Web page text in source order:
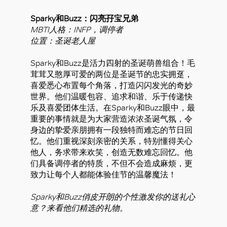
Sparky和Buzz：闪亮孖宝兄弟
MBTI人格：INFP，调停者
位置：圣诞老人屋
Sparky和Buzz是活力四射的圣诞萌兽组合！毛
茸茸又憨厚可爱的两位是圣诞节的忠实拥趸，
喜爱悉心布置每个角落，打造闪闪发光的奇妙
世界。他们温暖包容、追求和谐、乐于传递快
乐及喜爱团体生活。在Sparky和Buzz眼中，最
重要的事情就是为大家营造浓浓圣诞气氛，令
身边的挚爱亲朋拥有一段独特而难忘的节日回
忆。他们重视深刻亲密的关系，特别懂得关心
他人，务求带来欢笑，创造无数难忘回忆。他
们具备调停者的特质，不但不会造成麻烦，更
致力让每个人都能体验佳节的温馨魔法！
Sparky和Buzz俏皮开朗的个性激发你的送礼心
意？来看他们精选的礼物。